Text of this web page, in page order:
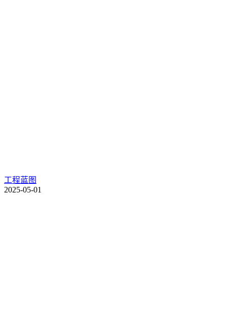
工程蓝图
2025-05-01